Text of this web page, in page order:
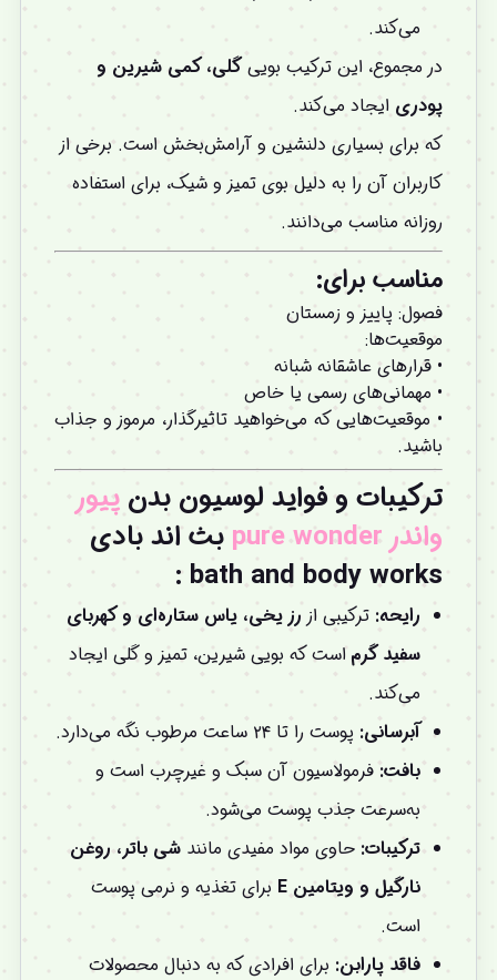
می‌کند.
در مجموع، این ترکیب بوییگلی، کمی شیرین و
پودری ایجاد می‌کند.
که برای بسیاری دلنشین و آرامش‌بخش است. برخی از
کاربران آن را به دلیل بوی تمیز و شیک، برای استفاده
روزانه مناسب می‌دانند.
مناسب برای:
فصول: پاییز و زمستان
موقعیت‌ها:
• قرارهای عاشقانه شبانه
• مهمانی‌های رسمی یا خاص
• موقعیت‌هایی که می‌خواهید تاثیرگذار، مرموز و جذاب
باشید.
ترکیبات و فواید لوسیون بدن پیور
واندر pure wonder
بث اند بادی
bath and body works
:
رایحه: ترکیبی از رز یخی، یاس ستاره‌ای و کهربای
سفید گرماست که بویی شیرین، تمیز و گلی ایجاد
می‌کند.
آبرسانی: پوست را تا ۲۴ ساعت مرطوب نگه می‌دارد.
بافت: فرمولاسیون آن سبک و غیرچرب است و
به‌سرعت جذب پوست می‌شود.
ترکیبات: حاوی مواد مفیدی مانند شی باتر، روغن
نارگیل و ویتامین E
برای تغذیه و نرمی پوست
است.
فاقد پارابن: برای افرادی که به دنبال محصولات